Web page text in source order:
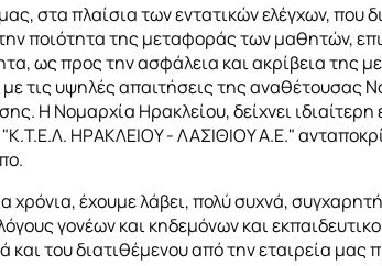
στα πλαίσια των εντατικών ελέγχων, που
ποιότητα της μεταφοράς των μαθητών,
ως προς την ασφάλεια και ακρίβεια της
με τις υψηλές απαιτήσεις της αναθέτουσας
Η Νομαρχία Ηρακλείου, δείχνει
ΗΡΑΚΛΕΙΟΥ - ΛΑΣΙΘΙΟΥ Α.Ε."
χρόνια, έχουμε λάβει, πολύ συχνά,
γονέων και κηδεμόνων και
και του διατιθέμενου από την εταιρεία μας